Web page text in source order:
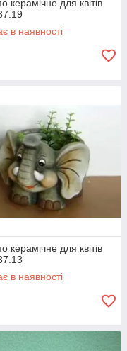
керамічне для квітів
в наявності
керамічне для квітів
в наявності